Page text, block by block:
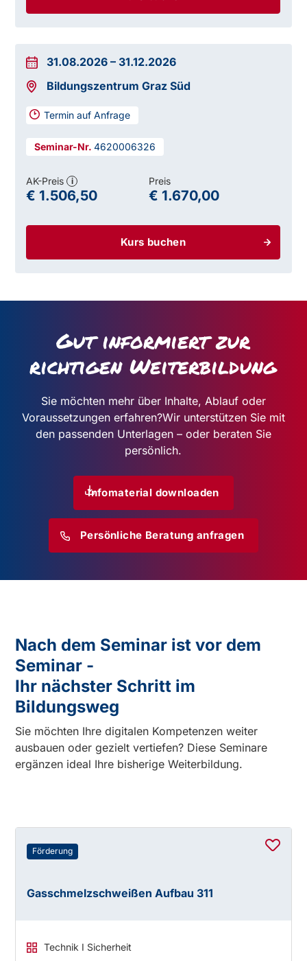
31.08.2026 – 31.12.2026
Bildungszentrum Graz Süd
Termin auf Anfrage
4620006326
Kurs buchen
AK-Preis i
€ 1.506,50
Preis
€ 1.670,00
Gut informiert zur
richtigen Weiterbildung
Sie möchten mehr über Inhalte, Ablauf oder
Voraussetzungen erfahren?Wir unterstützen Sie mit
den passenden Unterlagen – oder beraten Sie
persönlich.
Infomaterial downloaden
Persönliche Beratung anfragen
Nach dem Seminar ist vor dem
Seminar -
Ihr nächster Schritt im
Bildungsweg
Sie möchten Ihre digitalen Kompetenzen weiter
ausbauen oder gezielt vertiefen? Diese Seminare
ergänzen ideal Ihre bisherige Weiterbildung.
Förderung
Gasschmelzschweißen Aufbau 311
Technik I Sicherheit